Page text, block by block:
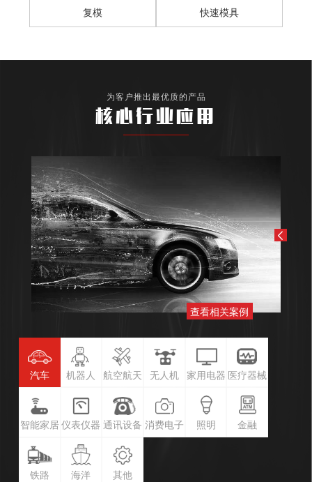
复模 快速模具
为客户推出最优质的产品
核心行业应用
查看相关案例
汽车 机器人 航空航天 无人机 家用电器 医疗器械
智能家居 仪表仪器 通讯设备 消费电子 照明 金融
铁路 海洋 其他